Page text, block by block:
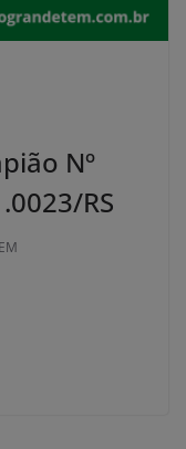
Nº
RS